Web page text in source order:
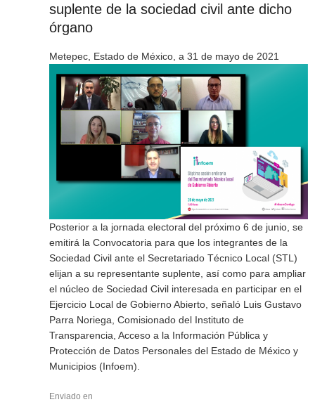
suplente de la sociedad civil ante dicho
órgano
Metepec, Estado de México, a 31 de mayo de 2021
Posterior a la jornada electoral del próximo 6 de junio, se
emitirá la Convocatoria para que los integrantes de la
Sociedad Civil ante el Secretariado Técnico Local (STL)
elijan a su representante suplente, así como para ampliar
el núcleo de Sociedad Civil interesada en participar en el
Ejercicio Local de Gobierno Abierto, señaló Luis Gustavo
Parra Noriega, Comisionado del Instituto de
Transparencia, Acceso a la Información Pública y
Protección de Datos Personales del Estado de México y
Municipios (Infoem).
Enviado en